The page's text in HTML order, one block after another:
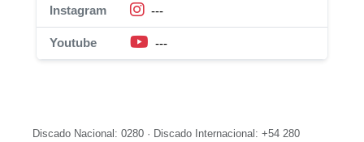
Instagram ---
Youtube ---
Discado Nacional: 0280 · Discado Internacional: +54 280